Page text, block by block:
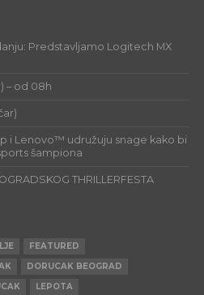
Predstavljamo Logitech MX
– od 08h
i Lenovo™ udružuju snage kako bi
šampiona
THRILLERFESTA
FEATURED
DORUCAK BEOGRAD
LEPOTA